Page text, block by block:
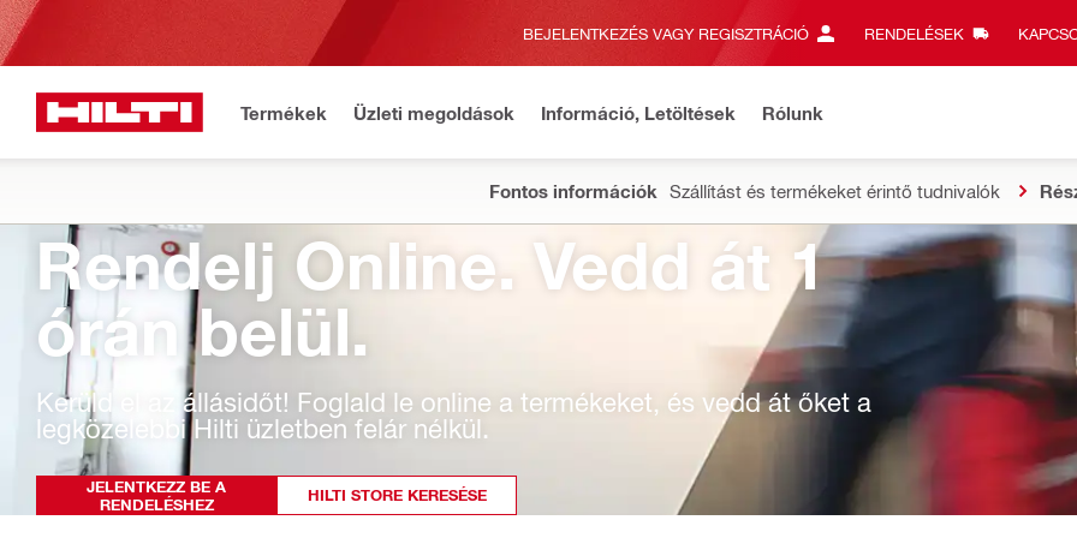
BEJELENTKEZÉS VAGY REGISZTRÁCIÓ RENDELÉSEK
Termékek Üzleti megoldások Információ, Letöltések Rólunk
Fontos információk Szállítást és termékeket érintő tudnivalók
Rendelj Online. Vedd át 1
órán belül.
Kerüld el az állásidőt! Foglald le online a termékeket, és vedd át őket a
legközelebbi Hilti üzletben felár nélkül.
JELENTKEZZ BE A
RENDELÉSHEZ
HILTI STORE KERESÉSE